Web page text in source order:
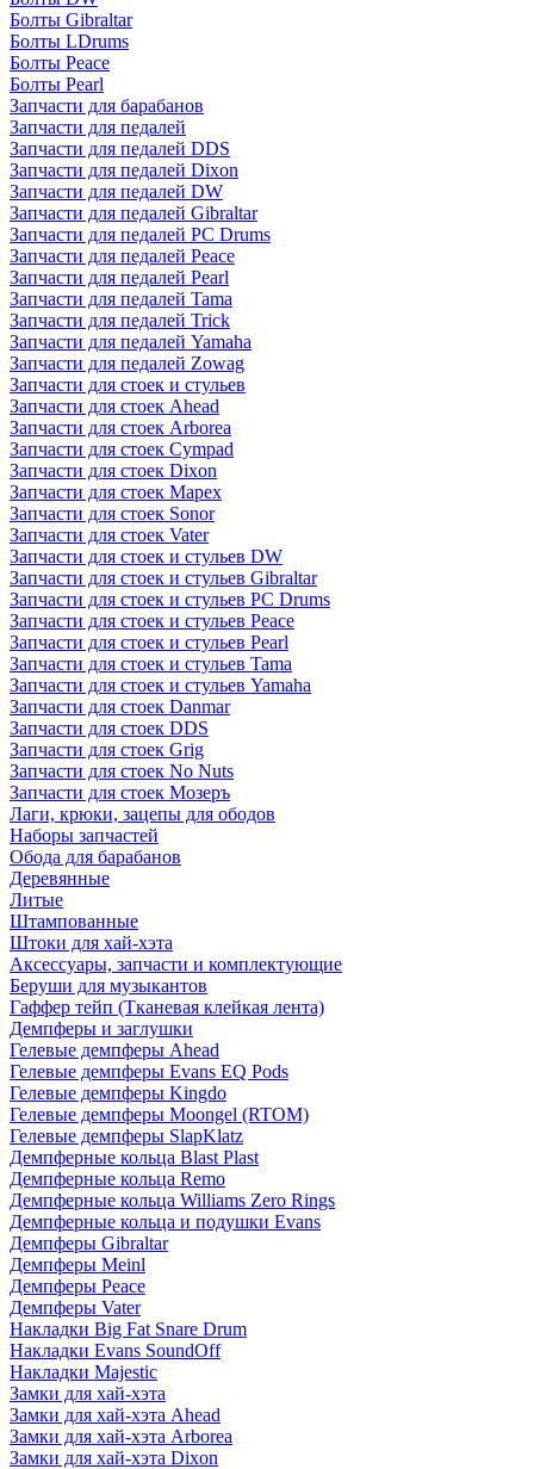
Болты Gibraltar
Болты LDrums
Болты Peace
Болты Pearl
Запчасти для барабанов
Запчасти для педалей
Запчасти для педалей DDS
Запчасти для педалей Dixon
Запчасти для педалей DW
Запчасти для педалей Gibraltar
Запчасти для педалей PC Drums
Запчасти для педалей Peace
Запчасти для педалей Pearl
Запчасти для педалей Tama
Запчасти для педалей Trick
Запчасти для педалей Yamaha
Запчасти для педалей Zowag
Запчасти для стоек и стульев
Запчасти для стоек Ahead
Запчасти для стоек Arborea
Запчасти для стоек Cympad
Запчасти для стоек Dixon
Запчасти для стоек Mapex
Запчасти для стоек Sonor
Запчасти для стоек Vater
Запчасти для стоек и стульев DW
Запчасти для стоек и стульев Gibraltar
Запчасти для стоек и стульев PC Drums
Запчасти для стоек и стульев Peace
Запчасти для стоек и стульев Pearl
Запчасти для стоек и стульев Tama
Запчасти для стоек и стульев Yamaha
Запчасти для стоек Danmar
Запчасти для стоек DDS
Запчасти для стоек Grig
Запчасти для стоек No Nuts
Запчасти для стоек Мозеръ
Лаги, крюки, зацепы для ободов
Наборы запчастей
Обода для барабанов
Деревянные
Литые
Штампованные
Штоки для хай-хэта
Аксессуары, запчасти и комплектующие
Беруши для музыкантов
Гаффер тейп (Тканевая клейкая лента)
Демпферы и заглушки
Гелевые демпферы Ahead
Гелевые демпферы Evans EQ Pods
Гелевые демпферы Kingdo
Гелевые демпферы Moongel (RTOM)
Гелевые демпферы SlapKlatz
Демпферные кольца Blast Plast
Демпферные кольца Remo
Демпферные кольца Williams Zero Rings
Демпферные кольца и подушки Evans
Демпферы Gibraltar
Демпферы Meinl
Демпферы Peace
Демпферы Vater
Накладки Big Fat Snare Drum
Накладки Evans SoundOff
Накладки Majestic
Замки для хай-хэта
Замки для хай-хэта Ahead
Замки для хай-хэта Arborea
Замки для хай-хэта Dixon